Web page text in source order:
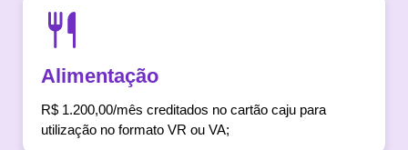
Alimentação
R$ 1.200,00/mês creditados no cartão caju para
utilização no formato VR ou VA;